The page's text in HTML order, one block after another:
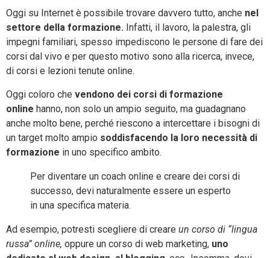
Oggi su Internet è possibile trovare davvero tutto, anche nel
settore della formazione. Infatti, il lavoro, la palestra, gli
impegni familiari, spesso impediscono le persone di fare dei
corsi dal vivo e per questo motivo sono alla ricerca, invece,
di corsi e lezioni tenute online.
Oggi coloro che vendono dei corsi di formazione
online hanno, non solo un ampio seguito, ma guadagnano
anche molto bene, perché riescono a intercettare i bisogni di
un target molto ampio soddisfacendo la loro necessità di
formazione in uno specifico ambito.
Per diventare un coach online e creare dei corsi di
successo, devi naturalmente essere un esperto
in una specifica materia.
Ad esempio, potresti scegliere di creare un corso di “lingua
russa” online, oppure un corso di web marketing, uno